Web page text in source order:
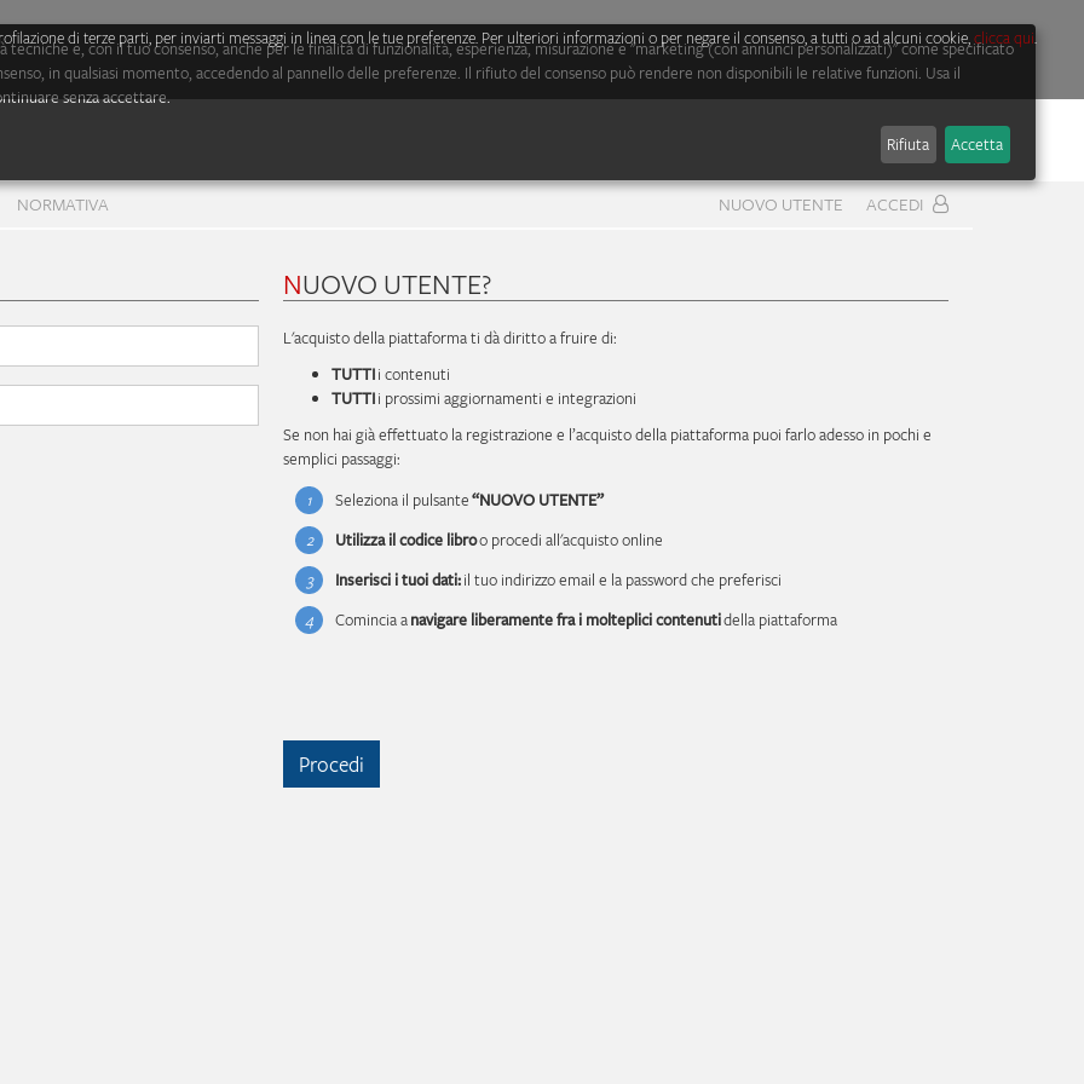
di terze parti, per inviarti messaggi in linea con le tue preferenze. Per ulteriori informazioni o per negare il consenso, a tutti o ad alcuni cookie,clicca qui.
NORMATIVA NUOVO UTENTE ACCEDI
NUOVO UTENTE?
L'acquisto della piattaforma ti dà diritto a fruire di:
TUTTIi contenuti
TUTTIi prossimi aggiornamenti e integrazioni
Se non hai già effettuato la registrazione e l’acquisto della piattaforma puoi farlo adesso in pochi e
semplici passaggi:
1
Seleziona il pulsante“NUOVO UTENTE”
2
Utilizza il codice libroo procedi all'acquisto online
3
Inserisci i tuoi dati:il tuo indirizzo email e la password che preferisci
4
Comincia anavigare liberamente fra i molteplici contenutidella piattaforma
Procedi
e, con il tuo consenso, anche per le finalità di funzionalità, esperienza, misurazione e "marketing (con annunci personalizzati)" come specificato
in qualsiasi momento, accedendo al pannello delle preferenze. Il rifiuto del consenso può rendere non disponibili le relative funzioni. Usa il
senza accettare.
Rifiuta Accetta